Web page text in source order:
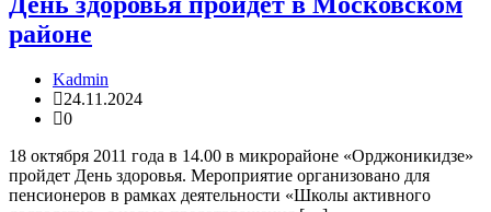
районе
Kadmin
24.11.2024
0
18 октября 2011 года в 14.00 в микрорайоне «Орджоникидзе»
пройдет День здоровья. Мероприятие организовано для
пенсионеров в рамках деятельности «Школы активного